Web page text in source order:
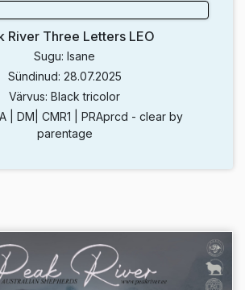
River Three Letters LEO
Sugu: Isane
Sündinud: 28.07.2025
Värvus: Black tricolor
| DM| CMR1 | PRAprcd - clear by
parentage